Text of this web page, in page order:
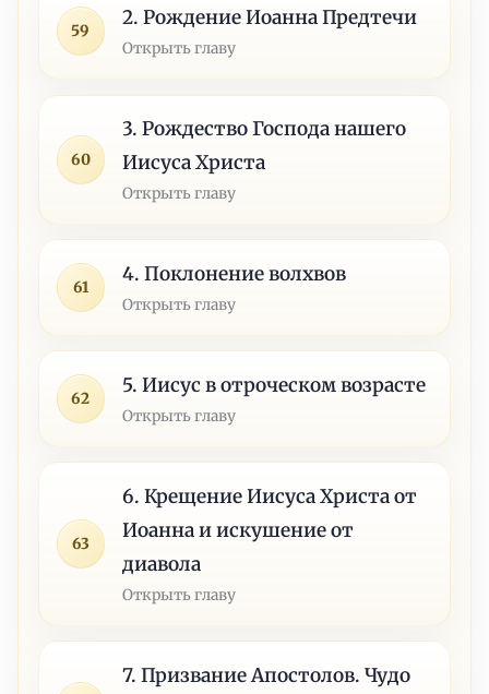
59
2. Рождение Иоанна Предтечи
Открыть главу
60
3. Рождество Господа нашего
Иисуса Христа
Открыть главу
61
4. Поклонение волхвов
Открыть главу
62
5. Иисус в отроческом возрасте
Открыть главу
63
6. Крещение Иисуса Христа от
Иоанна и искушение от
диавола
Открыть главу
7. Призвание Апостолов. Чудо